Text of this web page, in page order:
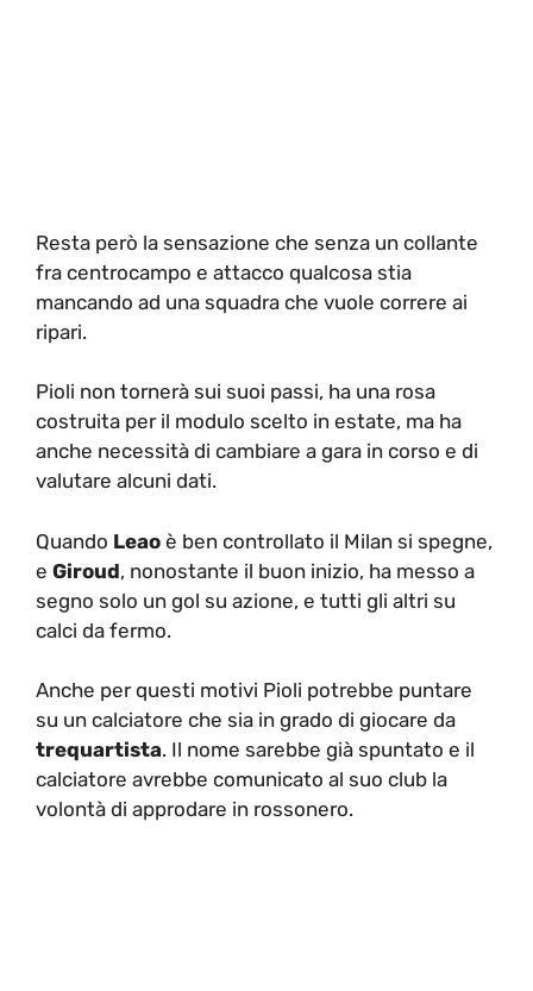
Resta però la sensazione che senza un collante
fra centrocampo e attacco qualcosa stia
mancando ad una squadra che vuole correre ai
ripari.
Pioli non tornerà sui suoi passi, ha una rosa
costruita per il modulo scelto in estate, ma ha
anche necessità di cambiare a gara in corso e di
valutare alcuni dati.
Quando Leao è ben controllato il Milan si spegne,
e Giroud, nonostante il buon inizio, ha messo a
segno solo un gol su azione, e tutti gli altri su
calci da fermo.
Anche per questi motivi Pioli potrebbe puntare
su un calciatore che sia in grado di giocare da
trequartista. Il nome sarebbe già spuntato e il
calciatore avrebbe comunicato al suo club la
volontà di approdare in rossonero.